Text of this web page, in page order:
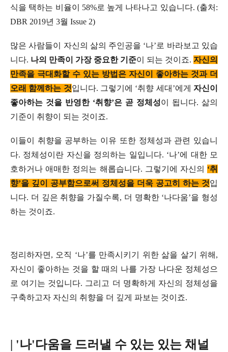
식을 택하는 비율이 58%로 높게 나타나고 있습니다. (출처:
DBR 2019년 3월 Issue 2)
많은 사람들이 자신의 삶의 주인공을 ‘나’로 바라보고 있습
니다. 나의 만족이 가장 중요한 기준이 되는 것이죠. 자신의
만족을 극대화할 수 있는 방법은 자신이 좋아하는 것과 더
오래 함께하는 것입니다. 그렇기에 ‘취향 세대’에게자신이
좋아하는 것을 반영한 ‘취향’은 곧 정체성이 됩니다. 삶의
기준이 취향이 되는 것이죠.
이들이 취향을 공부하는 이유 또한 정체성과 관련 있습니
다. 정체성이란 자신을 정의하는 일입니다. ‘나’에 대한 모
호하거나 애매한 정의는 해롭습니다. 그렇기에 자신의 ‘취
향’을 깊이 공부함으로써 정체성을 더욱 공고히 하는 것입
니다. 더 깊은 취향을 가질수록, 더 명확한 ‘나다움’을 형성
하는 것이죠.
정리하자면, 오직 ‘나’를 만족시키기 위한 삶을 살기 위해,
자신이 좋아하는 것을 할 때의 나를 가장 나다운 정체성으
로 여기는 것입니다. 그리고 더 명확하게 자신의 정체성을
구축하고자 자신의 취향을 더 깊게 파보는 것이죠.
| '나'다움을 드러낼 수 있는 있는 채널